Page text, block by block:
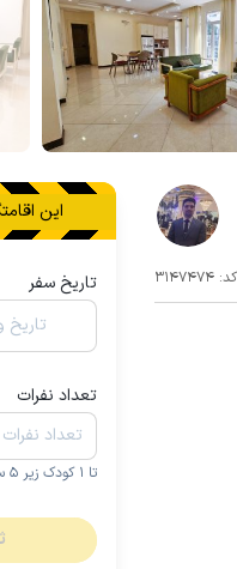
کد:3147474
این
تاریخ سفر
تاریخ
تعداد نفرات
تا 1 کودک زیر 5 سال در صورتحساب لحاظ نمی گردد.